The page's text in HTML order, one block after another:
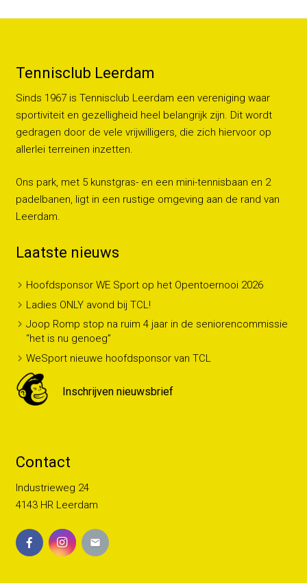
Tennisclub Leerdam
Sinds 1967 is Tennisclub Leerdam een vereniging waar
sportiviteit en gezelligheid heel belangrijk zijn. Dit wordt
gedragen door de vele vrijwilligers, die zich hiervoor op
allerlei terreinen inzetten.
Ons park, met 5 kunstgras- en een mini-tennisbaan en 2
padelbanen, ligt in een rustige omgeving aan de rand van
Leerdam.
Laatste nieuws
Hoofdsponsor WE Sport op het Opentoernooi 2026
Ladies ONLY avond bij TCL!
Joop Romp stop na ruim 4 jaar in de seniorencommissie
“het is nu genoeg”
WeSport nieuwe hoofdsponsor van TCL
Inschrijven nieuwsbrief
Contact
Industrieweg 24
4143 HR Leerdam